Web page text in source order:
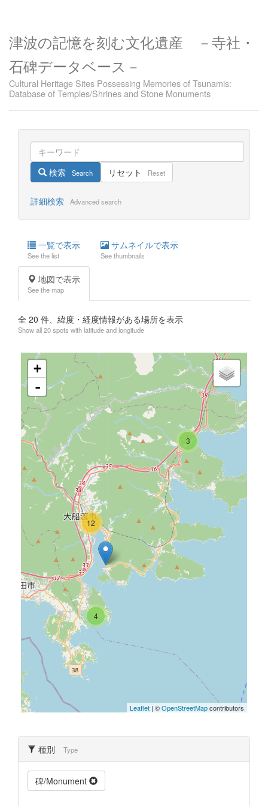
津波の記憶を刻む文化遺産 －寺社・
石碑データベース－
Cultural Heritage Sites Possessing Memories of Tsunamis:
Database of Temples/Shrines and Stone Monuments
検索 Search リセット Reset
詳細検索 Advanced search
一覧で表示
See the list
サムネイルで表示
See thumbnails
地図で表示
See the map
全 20 件、緯度・経度情報がある場所を表示
Show all 20 spots with latitude and longitude
3
12
4
+
-
Leaflet | ©OpenStreetMapcontributors
種別 Type
碑/Monument